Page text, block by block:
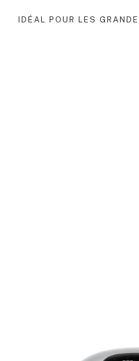
IDÉAL POUR LES